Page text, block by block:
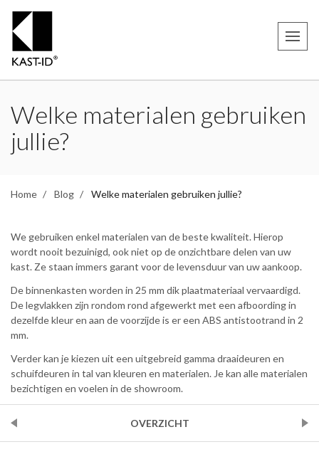
Welke materialen gebruiken
jullie?
Home Blog Welke materialen gebruiken jullie?
We gebruiken enkel materialen van de beste kwaliteit. Hierop
wordt nooit bezuinigd, ook niet op de onzichtbare delen van uw
kast. Ze staan immers garant voor de levensduur van uw aankoop.
De binnenkasten worden in 25 mm dik plaatmateriaal vervaardigd.
De legvlakken zijn rondom rond afgewerkt met een afboording in
dezelfde kleur en aan de voorzijde is er een ABS antistootrand in 2
mm.
Verder kan je kiezen uit een uitgebreid gamma draaideuren en
schuifdeuren in tal van kleuren en materialen. Je kan alle materialen
bezichtigen en voelen in de showroom.
OVERZICHT